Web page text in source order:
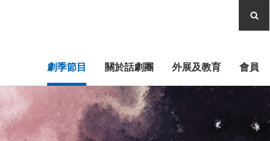
劇季節目 關於話劇團 外展及教育 會員